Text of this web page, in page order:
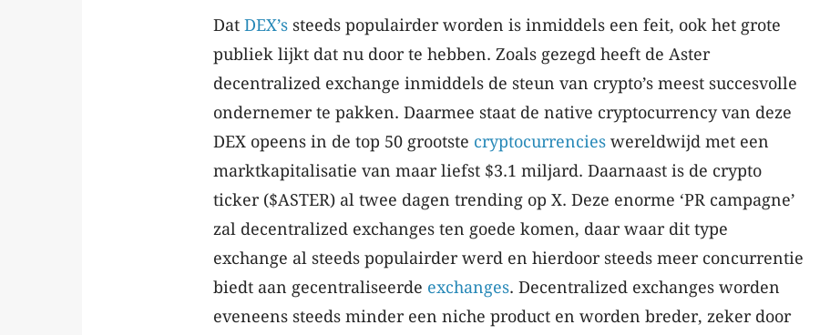
Dat DEX’s steeds populairder worden is inmiddels een feit, ook het grote
publiek lijkt dat nu door te hebben. Zoals gezegd heeft de Aster
decentralized exchange inmiddels de steun van crypto’s meest succesvolle
ondernemer te pakken. Daarmee staat de native cryptocurrency van deze
DEX opeens in de top 50 grootste cryptocurrencies wereldwijd met een
marktkapitalisatie van maar liefst $3.1 miljard. Daarnaast is de crypto
ticker ($ASTER) al twee dagen trending op X. Deze enorme ‘PR campagne’
zal decentralized exchanges ten goede komen, daar waar dit type
exchange al steeds populairder werd en hierdoor steeds meer concurrentie
biedt aan gecentraliseerde exchanges. Decentralized exchanges worden
eveneens steeds minder een niche product en worden breder, zeker door